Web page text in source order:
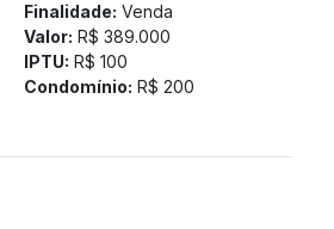
Finalidade: Venda
Valor: R$ 389.000
IPTU: R$ 100
Condomínio: R$ 200